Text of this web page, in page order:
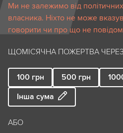
Ми не залежимо від
власника. Ніхто не може
говорити чи про що не
ЩОМІСЯЧНА ПОЖЕРТВА ЧЕРЕЗ
100 грн 500 грн
Інша сума
АБО